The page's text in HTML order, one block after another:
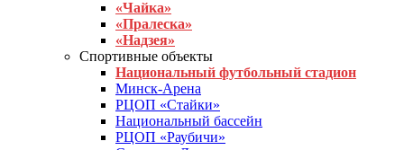
«Чайка»
«Пралеска»
«Надзея»
Спортивные объекты
Национальный футбольный стадион
Минск-Арена
РЦОП «Стайки»
Национальный бассейн
РЦОП «Раубичи»